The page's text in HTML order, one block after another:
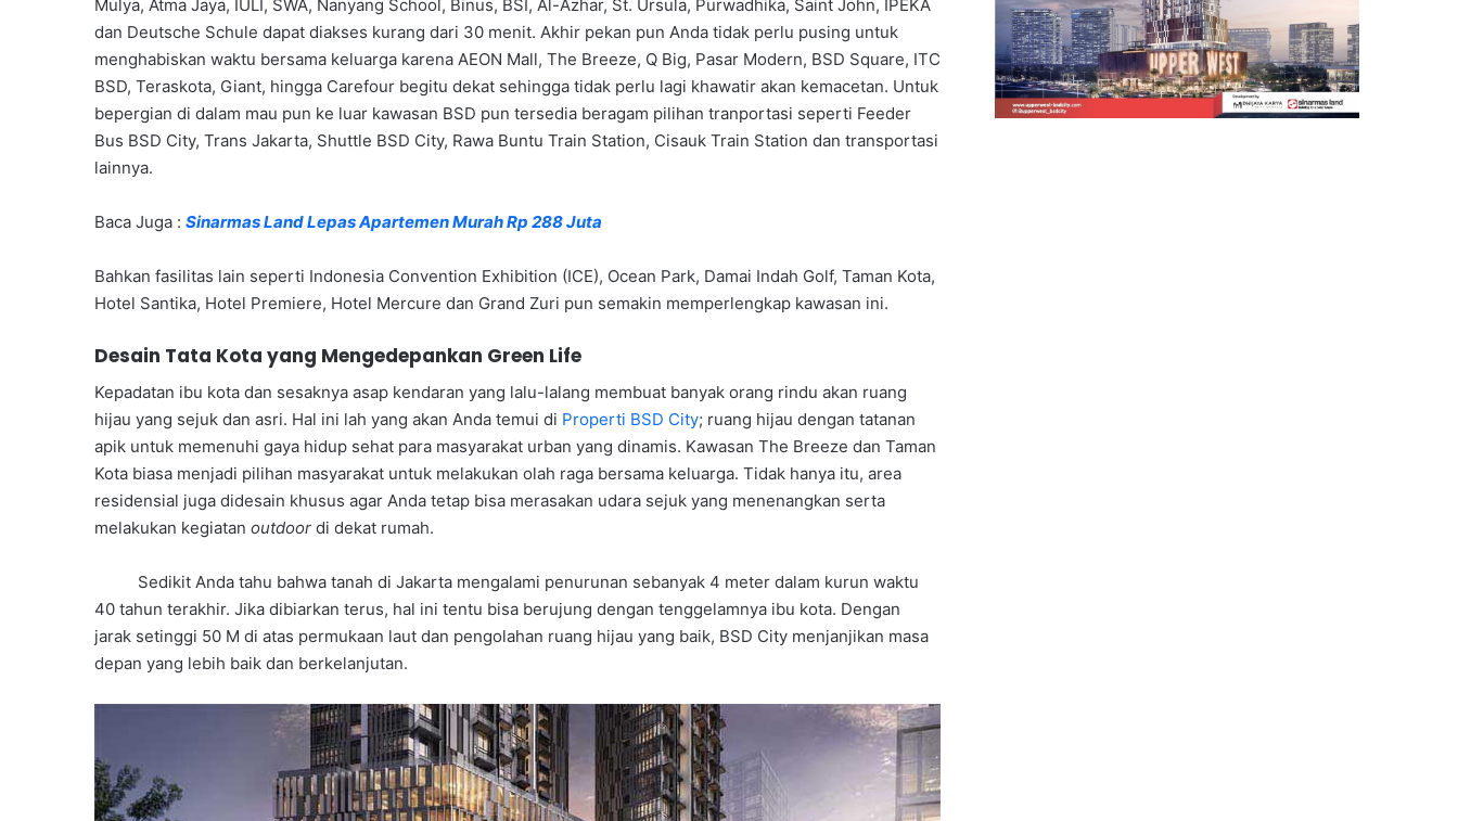
Mulya, Atma Jaya, IULI, SWA, Nanyang School, Binus, BSI, Al-Azhar, St. Ursula, Purwadhika, Saint John, IPEKA
dan Deutsche Schule dapat diakses kurang dari 30 menit. Akhir pekan pun Anda tidak perlu pusing untuk
menghabiskan waktu bersama keluarga karena AEON Mall, The Breeze, Q Big, Pasar Modern, BSD Square, ITC
BSD, Teraskota, Giant, hingga Carefour begitu dekat sehingga tidak perlu lagi khawatir akan kemacetan. Untuk
bepergian di dalam mau pun ke luar kawasan BSD pun tersedia beragam pilihan tranportasi seperti Feeder
Bus BSD City, Trans Jakarta, Shuttle BSD City, Rawa Buntu Train Station, Cisauk Train Station dan transportasi
lainnya.
Baca Juga : Sinarmas Land Lepas Apartemen Murah Rp 288 Juta
Bahkan fasilitas lain seperti Indonesia Convention Exhibition (ICE), Ocean Park, Damai Indah Golf, Taman Kota,
Hotel Santika, Hotel Premiere, Hotel Mercure dan Grand Zuri pun semakin memperlengkap kawasan ini.
Desain Tata Kota yang Mengedepankan Green Life
Kepadatan ibu kota dan sesaknya asap kendaran yang lalu-lalang membuat banyak orang rindu akan ruang
hijau yang sejuk dan asri. Hal ini lah yang akan Anda temui di Properti BSD City; ruang hijau dengan tatanan
apik untuk memenuhi gaya hidup sehat para masyarakat urban yang dinamis. Kawasan The Breeze dan Taman
Kota biasa menjadi pilihan masyarakat untuk melakukan olah raga bersama keluarga. Tidak hanya itu, area
residensial juga didesain khusus agar Anda tetap bisa merasakan udara sejuk yang menenangkan serta
melakukan kegiatan outdoor di dekat rumah.
Sedikit Anda tahu bahwa tanah di Jakarta mengalami penurunan sebanyak 4 meter dalam kurun waktu
40 tahun terakhir. Jika dibiarkan terus, hal ini tentu bisa berujung dengan tenggelamnya ibu kota. Dengan
jarak setinggi 50 M di atas permukaan laut dan pengolahan ruang hijau yang baik, BSD City menjanjikan masa
depan yang lebih baik dan berkelanjutan.